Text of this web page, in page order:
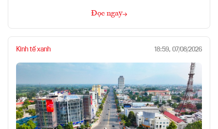
Đọc ngay
Kinh tế xanh 18:59, 07/08/2026